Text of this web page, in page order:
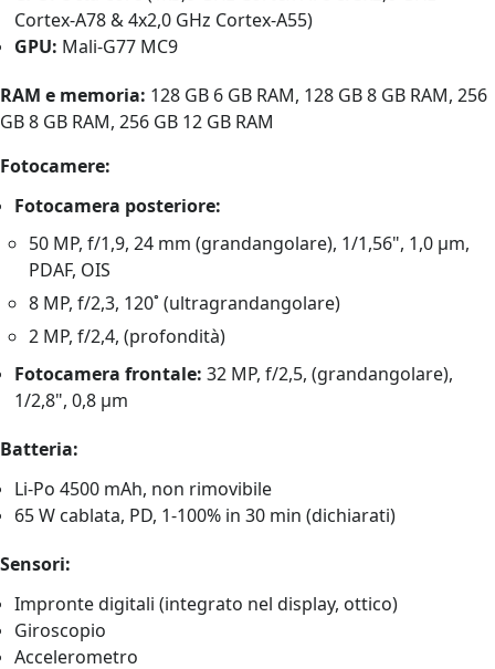
Cortex-A78 & 4x2,0 GHz Cortex-A55)
GPU: Mali-G77 MC9
RAM e memoria: 128 GB 6 GB RAM, 128 GB 8 GB RAM, 256
GB 8 GB RAM, 256 GB 12 GB RAM
Fotocamere:
Fotocamera posteriore:
50 MP, f/1,9, 24 mm (grandangolare), 1/1,56", 1,0 µm,
PDAF, OIS
8 MP, f/2,3, 120˚ (ultragrandangolare)
2 MP, f/2,4, (profondità)
Fotocamera frontale: 32 MP, f/2,5, (grandangolare),
1/2,8", 0,8 µm
Batteria:
Li-Po 4500 mAh, non rimovibile
65 W cablata, PD, 1-100% in 30 min (dichiarati)
Sensori:
Impronte digitali (integrato nel display, ottico)
Giroscopio
Accelerometro